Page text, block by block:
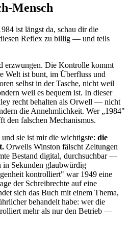
Mensch
ist längst da, schau dir die
Reflex zu billig — und teils
erzwungen. Die Kontrolle kommt
Welt ist bunt, im Überfluss und
selbst in der Tasche, nicht weil
weil es bequem ist. In dieser
recht behalten als Orwell — nicht
die Annehmlichkeit. Wer „1984"
den falschen Mechanismus.
sie ist mir die wichtigste: die
Orwells Winston fälscht Zeitungen
Bestand digital, durchsuchbar —
in Sekunden glaubwürdig
kontrolliert" war 1949 eine
der Schreibrechte auf eine
sich das Buch mit einem Thema,
behandelt habe: wer die
mehr als nur den Betrieb —